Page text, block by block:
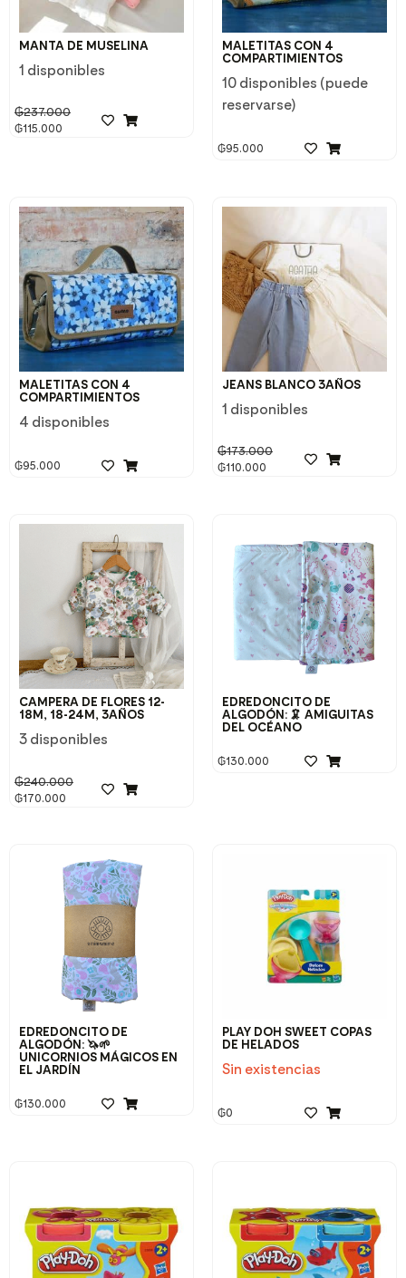
MANTA DE MUSELINA
1 disponibles
₲237.000
₲115.000
MALETITAS CON 4
COMPARTIMIENTOS
10 disponibles (puede
reservarse)
₲95.000
MALETITAS CON 4
COMPARTIMIENTOS
4 disponibles
₲95.000
JEANS BLANCO 3AÑOS
1 disponibles
₲173.000
₲110.000
CAMPERA DE FLORES 12-
18M, 18-24M, 3AÑOS
3 disponibles
₲240.000
₲170.000
EDREDONCITO DE
ALGODÓN: 🦑 AMIGUITAS
DEL OCÉANO
₲130.000
EDREDONCITO DE
ALGODÓN: 🦄🌱
UNICORNIOS MÁGICOS EN
EL JARDÍN
₲130.000
PLAY DOH SWEET COPAS
DE HELADOS
Sin existencias
₲0